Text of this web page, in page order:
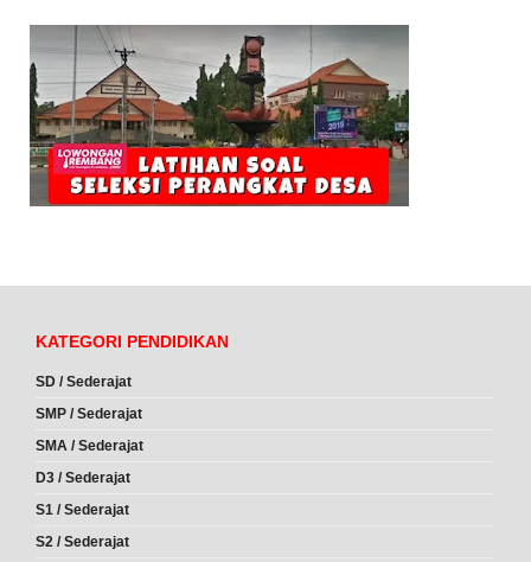
KATEGORI PENDIDIKAN
SD / Sederajat
SMP / Sederajat
SMA / Sederajat
D3 / Sederajat
S1 / Sederajat
S2 / Sederajat